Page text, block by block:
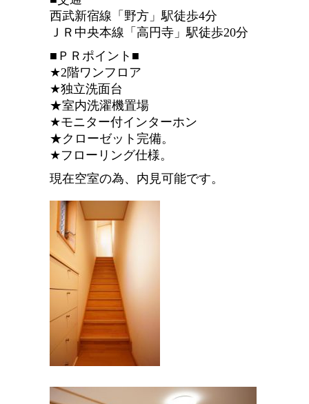
西武新宿線「野方」駅徒歩4分
ＪＲ中央本線「高円寺」駅徒歩20分
■ＰＲポイント■
★2階ワンフロア
★独立洗面台
★室内洗濯機置場
★モニター付インターホン
★クローゼット完備。
★フローリング仕様。
現在空室の為、内見可能です。